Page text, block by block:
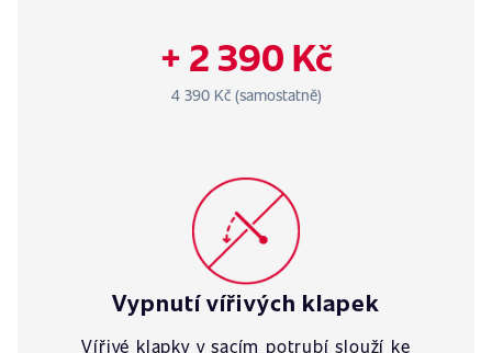
+ 2 390 Kč
4 390 Kč (samostatně)
Vypnutí vířivých klapek
Vířivé klapky v sacím potrubí slouží ke